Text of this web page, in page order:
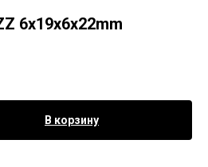
6x19x6x22mm
В корзину